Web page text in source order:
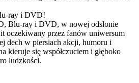
ray i DVD!
Blu-ray i DVD, w nowej odsłonie
oczekiwany przez fanów uniwersum
dech w piersiach akcji, humoru i
kieruje się współczuciem i głęboko
ludzkości.